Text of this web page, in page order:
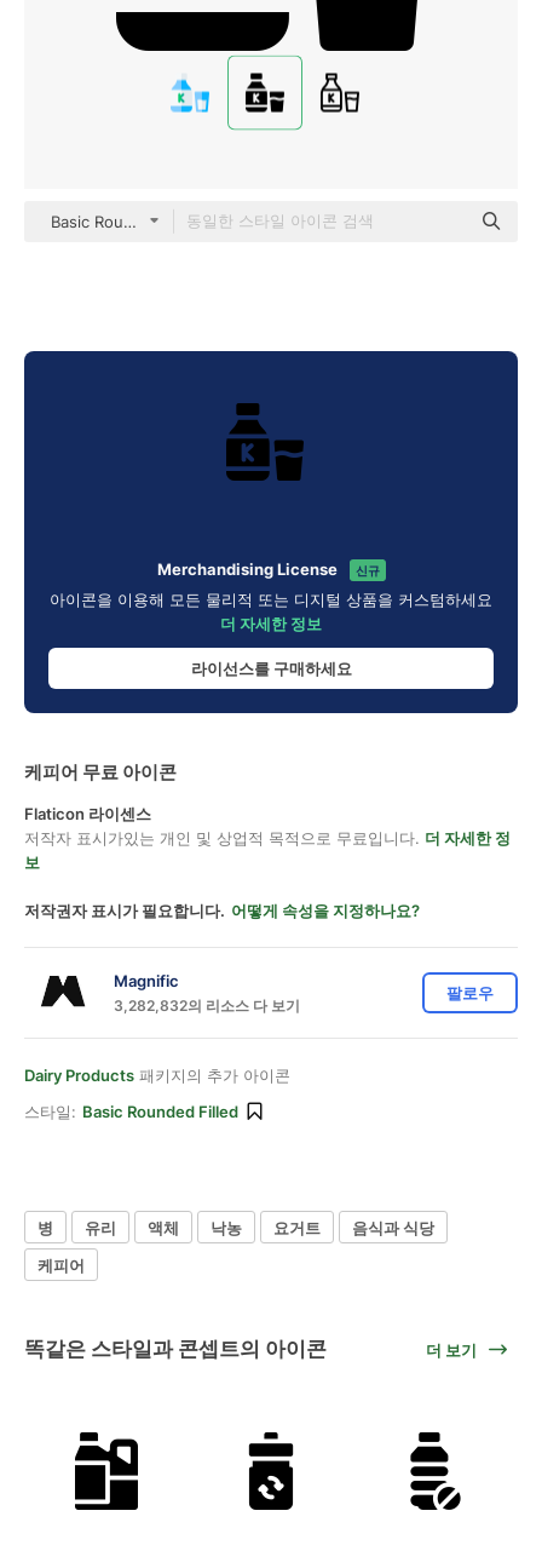
Basic Rounded Filled
Merchandising License 신규
아이콘을 이용해 모든 물리적 또는 디지털 상품을 커스텀하세요
더 자세한 정보
라이선스를 구매하세요
케피어 무료 아이콘
Flaticon 라이센스
저작자 표시가있는 개인 및 상업적 목적으로 무료입니다. 더 자세한 정
보
저작권자 표시가 필요합니다. 어떻게 속성을 지정하나요?
Magnific
3,282,832의 리소스 다 보기
팔로우
Dairy Products 패키지의 추가 아이콘
스타일: Basic Rounded Filled
병 유리 액체 낙농 요거트
음식과 식당
케피어
똑같은 스타일과 콘셉트의 아이콘 더 보기